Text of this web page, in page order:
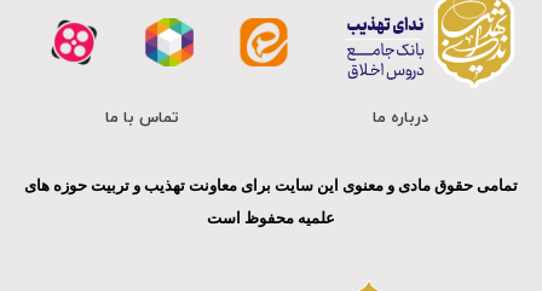
درباره ما تماس با ما
تمامی حقوق مادی و معنوی این سایت برای معاونت تهذیب و تربیت حوزه های
علمیه محفوظ است